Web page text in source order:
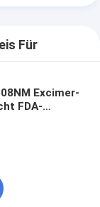
Für
Excimer-
FDA-